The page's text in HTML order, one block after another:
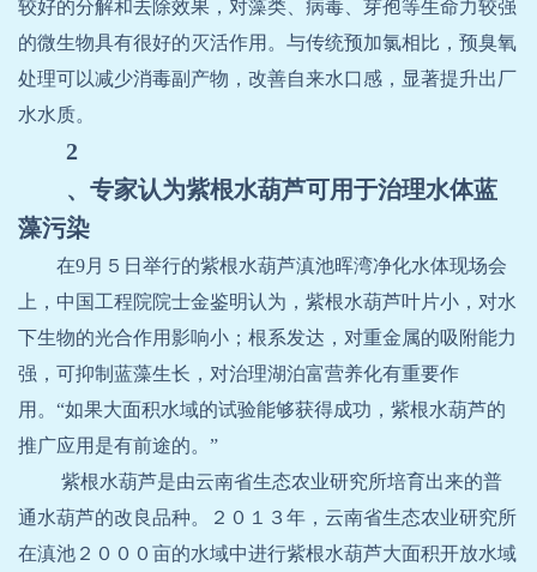
较好的分解和去除效果，对藻类、病毒、芽孢等生命力较强
的微生物具有很好的灭活作用。与传统预加氯相比，预臭氧
处理可以减少消毒副产物，改善自来水口感，显著提升出厂
水水质。
2
、专家认为紫根水葫芦可用于治理水体蓝
藻污染
在9月５日举行的紫根水葫芦滇池晖湾净化水体现场会
上，中国工程院院士金鉴明认为，紫根水葫芦叶片小，对水
下生物的光合作用影响小；根系发达，对重金属的吸附能力
强，可抑制蓝藻生长，对治理湖泊富营养化有重要作
用。“如果大面积水域的试验能够获得成功，紫根水葫芦的
推广应用是有前途的。”
紫根水葫芦是由云南省生态农业研究所培育出来的普
通水葫芦的改良品种。２０１３年，云南省生态农业研究所
在滇池２０００亩的水域中进行紫根水葫芦大面积开放水域